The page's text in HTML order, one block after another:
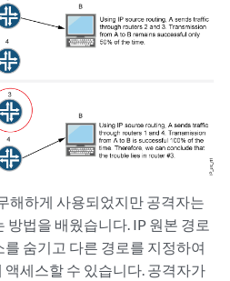
해하게 사용되었지만 공격자는
방법을 배웠습니다. IP 원본 경로
숨기고 다른 경로를 지정하여
세스할 수 있습니다. 공격자가